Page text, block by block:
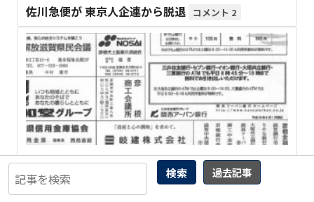
検索 過去記事
佐川急便が 東京人企連から脱退 2
「同和と企業」第３回 NTTと同和 21